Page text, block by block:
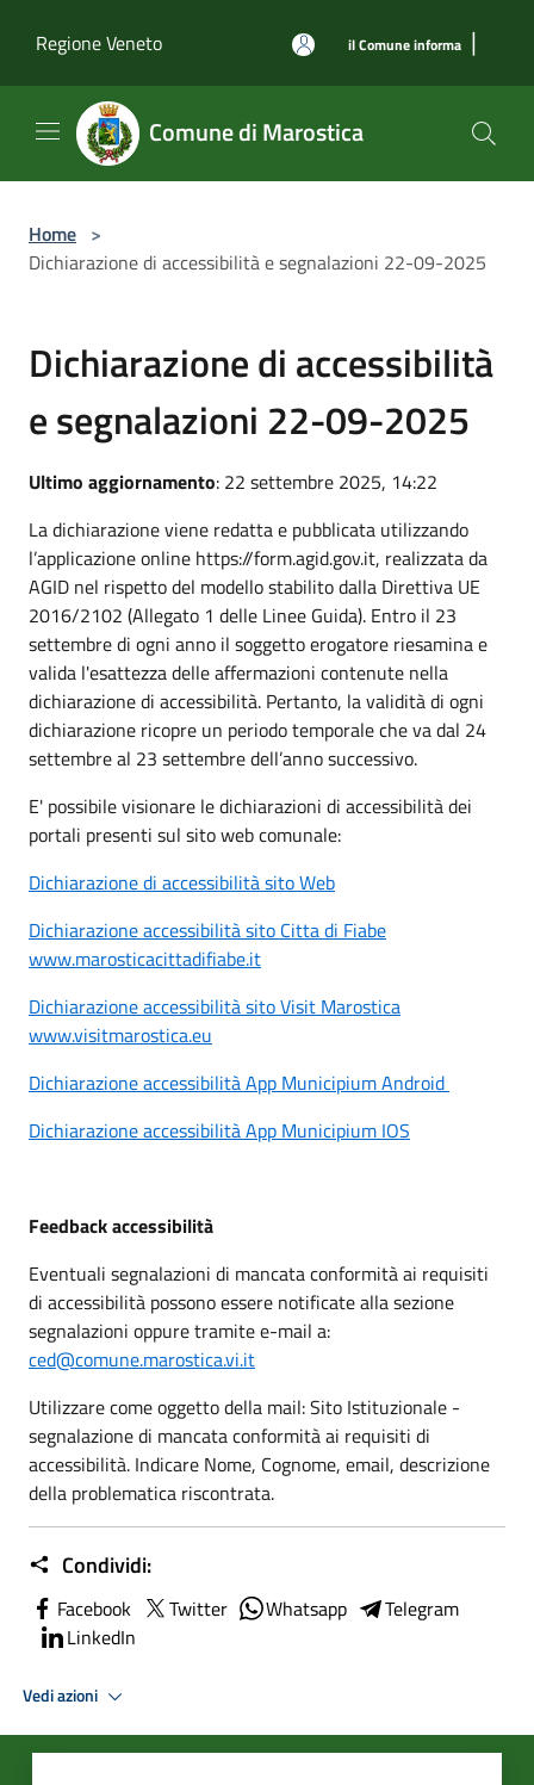
Regione Veneto
il Comune informa |
Comune di Marostica
Home >
Dichiarazione di accessibilità e segnalazioni 22-09-2025
Dichiarazione di accessibilità
e segnalazioni 22-09-2025
Ultimo aggiornamento: 22 settembre 2025, 14:22
La dichiarazione viene redatta e pubblicata utilizzando
l’applicazione online https://form.agid.gov.it, realizzata da
AGID nel rispetto del modello stabilito dalla Direttiva UE
2016/2102 (Allegato 1 delle Linee Guida). Entro il 23
settembre di ogni anno il soggetto erogatore riesamina e
valida l'esattezza delle affermazioni contenute nella
dichiarazione di accessibilità. Pertanto, la validità di ogni
dichiarazione ricopre un periodo temporale che va dal 24
settembre al 23 settembre dell’anno successivo.
E' possibile visionare le dichiarazioni di accessibilità dei
portali presenti sul sito web comunale:
Dichiarazione di accessibilità sito Web
Dichiarazione accessibilità sito Citta di Fiabe
www.marosticacittadifiabe.it
Dichiarazione accessibilità sito Visit Marostica
www.visitmarostica.eu
Dichiarazione accessibilità App Municipium Android
Dichiarazione accessibilità App Municipium IOS
Feedback accessibilità
Eventuali segnalazioni di mancata conformità ai requisiti
di accessibilità possono essere notificate alla sezione
segnalazioni oppure tramite e-mail a:
ced@comune.marostica.vi.it
Utilizzare come oggetto della mail: Sito Istituzionale -
segnalazione di mancata conformità ai requisiti di
accessibilità. Indicare Nome, Cognome, email, descrizione
della problematica riscontrata.
Condividi:
Facebook Twitter Whatsapp
Telegram
LinkedIn
Vedi azioni